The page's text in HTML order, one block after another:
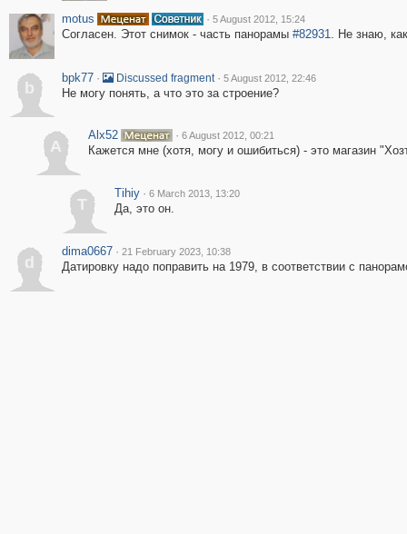
motus
· 5 August 2012, 15:24
Согласен. Этот снимок - часть панорамы #82931. Не знаю,
b
bpk77 · Discussed fragment · 5 August 2012, 22:46
Не могу понять, а что это за строение?
A
Alx52 · 6 August 2012, 00:21
Кажется мне (хотя, могу и ошибиться) - это магазин
T
Tihiy · 6 March 2013, 13:20
Да, это он.
d
dima0667 · 21 February 2023, 10:38
Датировку надо поправить на 1979, в соответствии с